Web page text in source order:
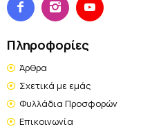
Πληροφορίες
Άρθρα
Σχετικά με εμάς
Φυλλάδια Προσφορών
Επικοινωνία